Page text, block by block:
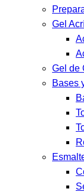
Gel
Gel de
Bases